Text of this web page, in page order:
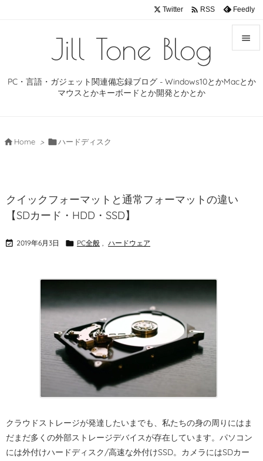
Jill Tone Blog
PC・言語・ガジェット関連備忘録ブログ - Windows10とかMacとか
マウスとかキーボードとか開発とかとか

Twitter  RSS Feedly
 Home > ハードディスク
クイックフォーマットと通常フォーマットの違い
【SDカード・HDD・SSD】
 2019年6月3日  PC全般 , ハードウェア
クラウドストレージが発達したいまでも、私たちの身の周りにはま
だまだ多くの外部ストレージデバイスが存在しています。 パソコン
には外付けハードディスク/高速な外付けSSD。カメラにはSDカー